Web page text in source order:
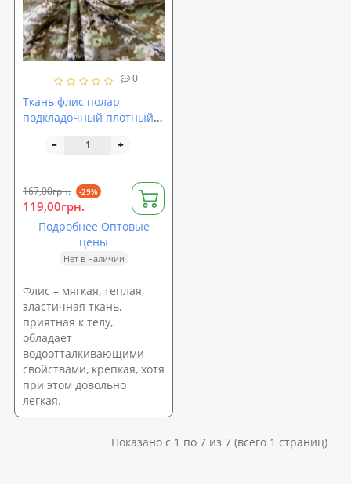
0
Ткань флис полар
подкладочный плотный
Пиксель (TK-0015)
167,00грн. -29%
119,00грн.
Подробнее Оптовые
цены
Нет в наличии
Флис – мягкая, теплая,
эластичная ткань,
приятная к телу,
обладает
водоотталкивающими
свойствами, крепкая, хотя
при этом довольно
легкая.
Показано с 1 по 7 из 7 (всего 1 страниц)